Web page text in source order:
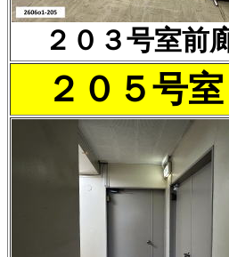
２０３号室前
２０５号室